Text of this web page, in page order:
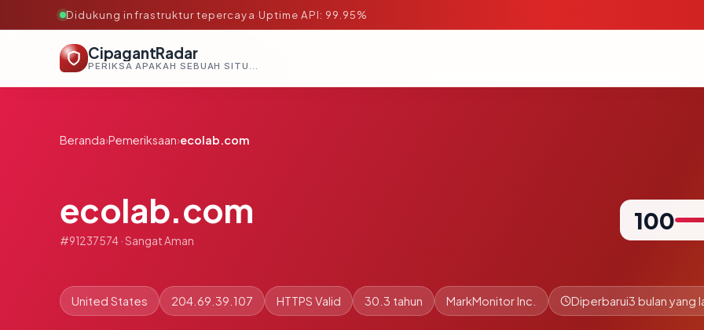
Didukung infrastruktur tepercaya·Uptime API: 99.95%
CipagantRadar
PERIKSA APAKAH SEBUAH SITUS AMAN, TEPERCAYA, DAN TERVERIFIKASI DALAM HITUNGAN DETIK.
Beranda›Pemeriksaan›ecolab.com
ecolab.com
#91237574 · Sangat Aman
100
United States 204.69.39.107 HTTPS Valid 30.3 tahun MarkMonitor Inc. Diperbarui3 bulan yang